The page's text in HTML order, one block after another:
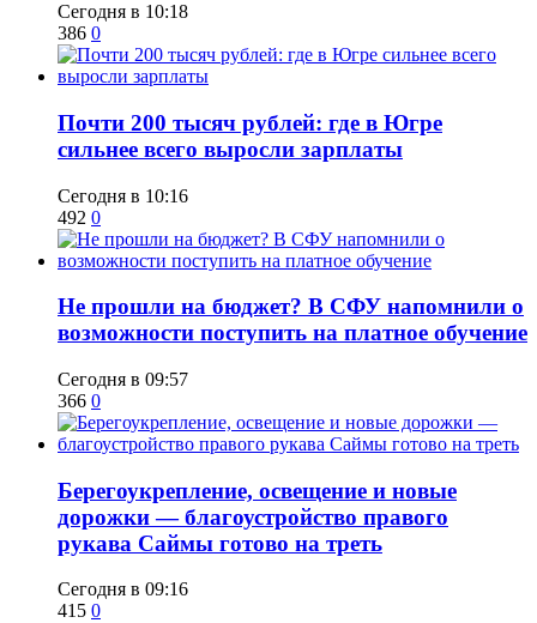
Сегодня в 10:18
386 0
​Почти 200 тысяч рублей: где в Югре
сильнее всего выросли зарплаты
Сегодня в 10:16
492 0
Не прошли на бюджет? В СФУ напомнили о
возможности поступить на платное обучение
Сегодня в 09:57
366 0
Берегоукрепление, освещение и новые
дорожки — благоустройство правого
рукава Саймы готово на треть
Сегодня в 09:16
415 0